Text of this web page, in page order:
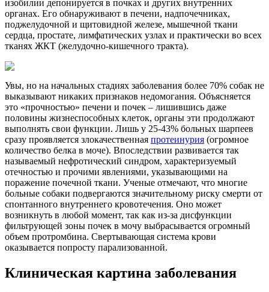
изобилии депонируется в почках и других внутренних
органах. Его обнаруживают в печени, надпочечниках,
поджелудочной и щитовидной железе, мышечной ткани
сердца, простате, лимфатических узлах и практически во всех
тканях ЖКТ (желудочно-кишечного тракта).
Увы, но на начальных стадиях заболевания более 70% собак не
выказывают никаких признаков недомогания. Объясняется
это «прочностью» печени и почек – лишившись даже
половины жизнеспособных клеток, органы эти продолжают
выполнять свои функции. Лишь у 25-43% больных шарпеев
сразу проявляется злокачественная протеинурия (огромное
количество белка в моче). Впоследствии развивается так
называемый нефротический синдром, характеризуемый
отечностью и прочими явлениями, указывающими на
поражение почечной ткани. Ученые отмечают, что многие
больные собаки подвергаются значительному риску смерти от
спонтанного внутреннего кровотечения. Оно может
возникнуть в любой момент, так как из-за дисфункции
фильтрующей зоны почек в мочу выбрасывается огромный
объем протромбина. Свертывающая система крови
оказывается попросту парализованной.
Клиническая картина заболевания